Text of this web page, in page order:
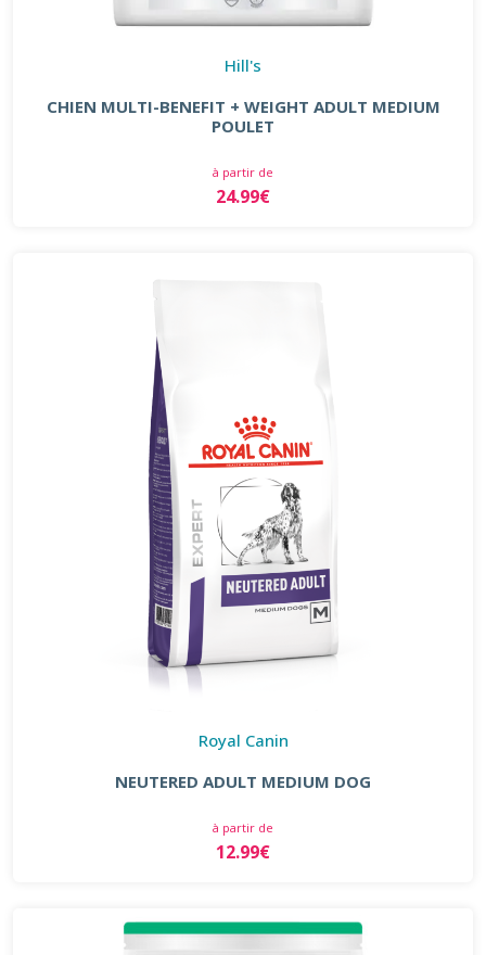
Hill's
CHIEN MULTI-BENEFIT + WEIGHT ADULT MEDIUM
POULET
à partir de
24.99€
Royal Canin
NEUTERED ADULT MEDIUM DOG
à partir de
12.99€